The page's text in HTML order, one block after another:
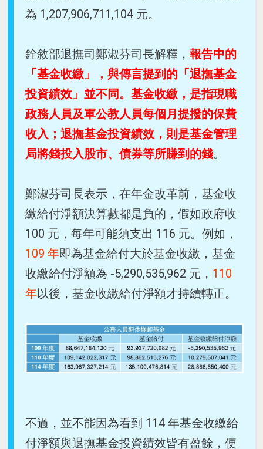
為 1,207,906,711,104 元。
銓敘部退撫司鄭淑芬司長解釋，報告中的
「基金收繳」，與傳言提到的「退撫基金
投資績效」並不同。基金收繳，是指現職
政務人員及軍公教人員每個月提撥的保費
收入；退撫基金投資績效，則是基金管理
局將錢投入股市、債券等所賺到的錢。
鄭淑芬司長表示，在年金改革前，基金收
繳給付淨額決算數都是負的，假如政府收
100 元，每年可能須支出 116 元。例如，
109 年即為基金給付大於基金收繳，基金
收繳給付淨額為 -5,290,535,962 元， 110
年以後，基金收繳給付淨額才持續轉正。
不過，並不能因為看到 114 年基金收繳給
付淨額與退撫基金投資績效皆有盈餘，便